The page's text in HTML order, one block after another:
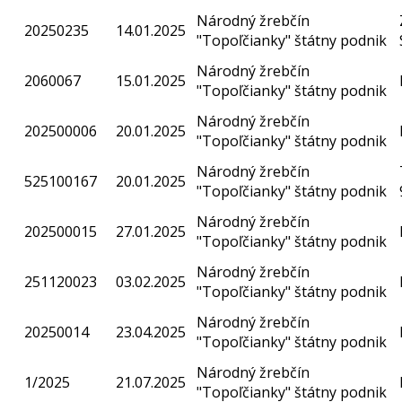
20250235 14.01.2025
Národný žrebčín
"Topoľčianky" štátny podnik
2060067 15.01.2025
Národný žrebčín
"Topoľčianky" štátny podnik
202500006 20.01.2025
Národný žrebčín
"Topoľčianky" štátny podnik
525100167 20.01.2025
Národný žrebčín
"Topoľčianky" štátny podnik
202500015 27.01.2025
Národný žrebčín
"Topoľčianky" štátny podnik
251120023 03.02.2025
Národný žrebčín
"Topoľčianky" štátny podnik
20250014 23.04.2025
Národný žrebčín
"Topoľčianky" štátny podnik
1/2025 21.07.2025
Národný žrebčín
"Topoľčianky" štátny podnik